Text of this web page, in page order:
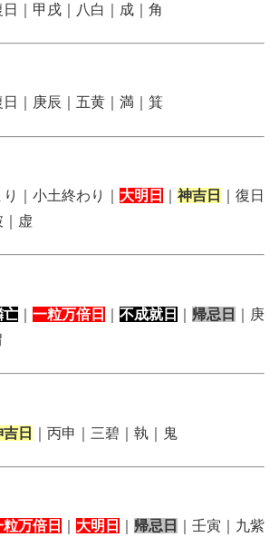
日｜甲戌｜八白｜成｜角
日｜庚辰｜五黄｜満｜箕
り｜小土終わり｜ 大明日 神吉日
｜復日
｜虚
亡 一粒万倍日 不成就日 帰忌日
｜庚
日 ｜丙申｜三碧｜執｜鬼
粒万倍日 大明日 帰忌日
｜壬寅｜九紫